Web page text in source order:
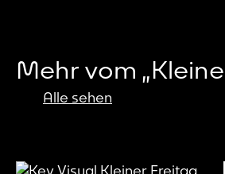
Mehr vom
Alle sehen